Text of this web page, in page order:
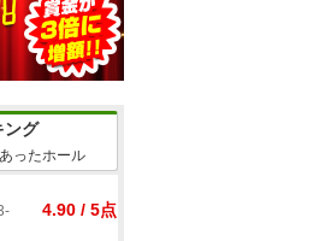
ング
ったホール
4.90 / 5点